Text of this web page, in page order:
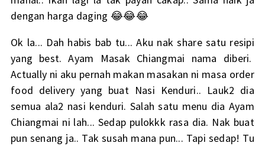
dengan harga daging 😂😂😂
Ok la... Dah habis bab tu... Aku nak share satu resipi
yang best. Ayam Masak Chiangmai nama diberi.
Actually ni aku pernah makan masakan ni masa order
food delivery yang buat Nasi Kenduri.. Lauk2 dia
semua ala2 nasi kenduri. Salah satu menu dia Ayam
Chiangmai ni lah... Sedap pulokkk rasa dia. Nak buat
pun senang ja.. Tak susah mana pun... Tapi sedap! Tu